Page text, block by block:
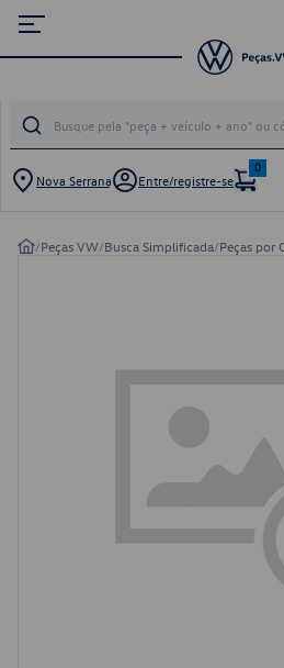
Nova Serrana Entre/registre-se
0
/Peças VW/Busca Simplificada/Peças por